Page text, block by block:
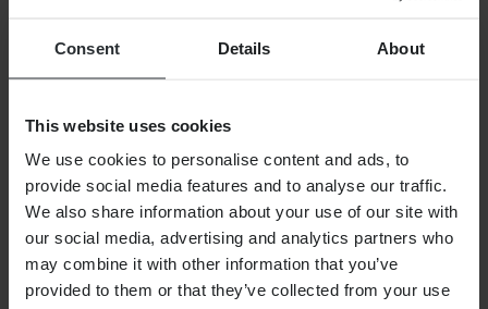
Consent Details About
This website uses cookies
We use cookies to personalise content and ads, to
provide social media features and to analyse our traffic.
We also share information about your use of our site with
our social media, advertising and analytics partners who
may combine it with other information that you’ve
provided to them or that they’ve collected from your use
Bedrijfsregistratienummer: 556763-1592
Btw-registratienummer: OSS VAT NO SE556763159201
SHOPPEN
Algemene Voorwaarden
Privacybeleid
Verzending & levering
Betaling
Retourneren